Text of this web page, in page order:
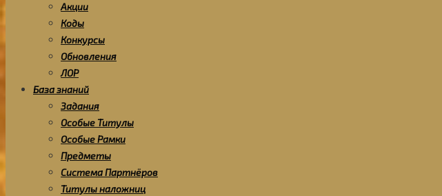
Акции
Коды
Конкурсы
Обновления
ЛОР
База знаний
Задания
Особые Титулы
Особые Рамки
Предметы
Система Партнёров
Титулы наложниц